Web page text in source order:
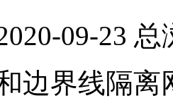
09-23 总
边界线隔